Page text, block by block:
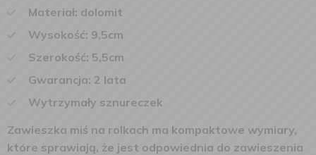
Materiał: dolomit
Wysokość: 9,5cm
Szerokość: 5,5cm
Gwarancja: 2 lata
Wytrzymały sznureczek
Zawieszka miś na rolkach ma kompaktowe wymiary,
które sprawiają, że jest odpowiednia do zawieszenia